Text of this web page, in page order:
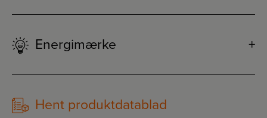
Energimærke
Hent produktdatablad